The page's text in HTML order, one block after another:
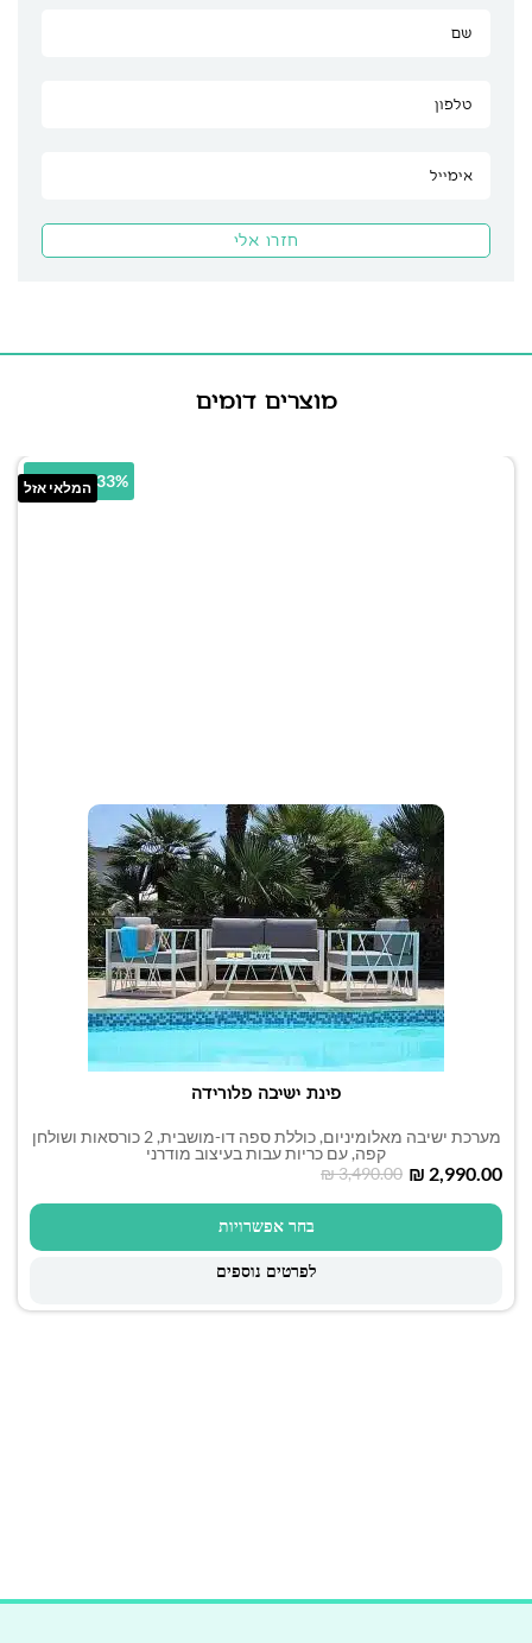
מוצרים דומים
המלאי אזל14.33% הנחה
פינת ישיבה פלורידה
מערכת ישיבה מאלומיניום, כוללת ספה דו-מושבית, 2 כורסאות ושולחן
קפה, עם כריות עבות בעיצוב מודרני
₪3,490.00 ₪ 2,990.00
בחר אפשרויות
לפרטים נוספים